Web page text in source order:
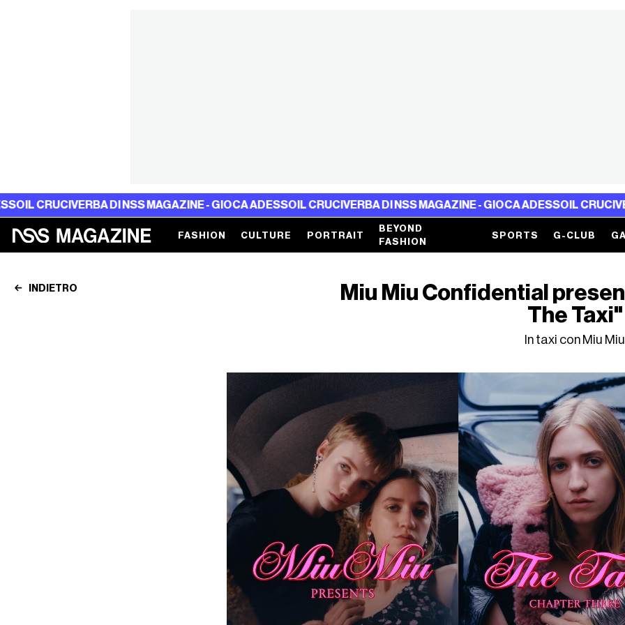
DI NSS MAGAZINE - GIOCA ADESSOIL CRUCIVERBA DI NSS MAGAZINE - GIOCA ADESSOIL CRUCIVERBA DI
FASHION CULTURE PORTRAIT
BEYOND
FASHION
SPORTS G-CLUB
INDIETRO
Miu Miu Confidential
The Taxi"
In taxi con Miu Miu